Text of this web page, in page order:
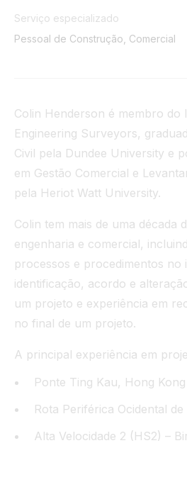
Serviço especializado
Pessoal de Construção, Comercial
Colin Henderson é membro do
Engineering Surveyors,
Civil pela Dundee University e
em Gestão Comercial e
pela Heriot Watt University.
Colin tem mais de uma década
engenharia e comercial,
processos e procedimentos no
identificação, acordo e
um projeto e experiência em
no final de um projeto.
A principal experiência em
Ponte Ting Kau, Hong Kong
Rota Periférica Ocidental
Alta Velocidade 2 (HS2) –
Túnel